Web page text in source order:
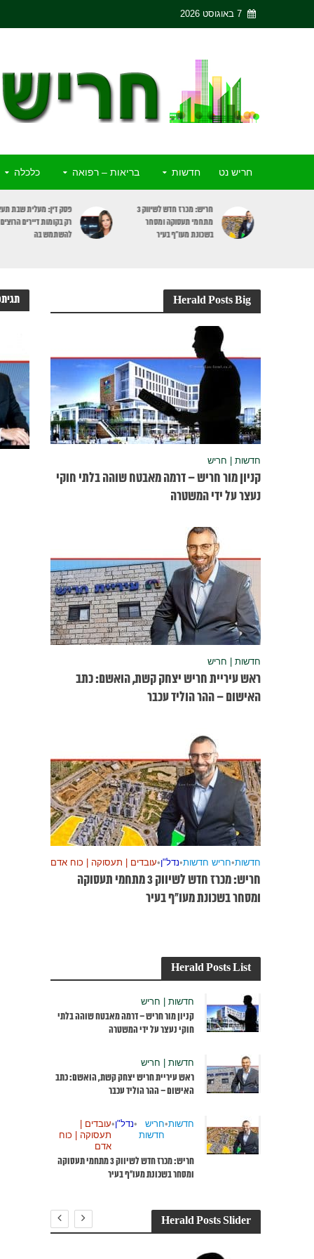
7 באוגוסט 2026
חריש נט חדשות בריאות – רפואה כלכלה
חריש: מכרז חדש לשיווק 3
מתחמי תעסוקה ומסחר
בשכונת מעו”ף בעיר
פסק דין: מעלית שבת
רק בקומות דיירים הרוצים
להשתמש בה
Herald Posts Big
חדשות | חריש
קניון מור חריש – דרמה מאבטח שוהה בלתי חוקי
נעצר על ידי המשטרה
חדשות | חריש
ראש עיריית חריש יצחק קשת, הואשם: כתב
האישום – ההר הוליד עכבר
חדשות•חריש חדשות•נדל"ן•עובדים | תעסוקה | כוח אדם
חריש: מכרז חדש לשיווק 3 מתחמי תעסוקה
ומסחר בשכונת מעו”ף בעיר
Herald Posts List
חדשות | חריש
קניון מור חריש – דרמה מאבטח שוהה בלתי
חוקי נעצר על ידי המשטרה
חדשות | חריש
ראש עיריית חריש יצחק קשת, הואשם: כתב
האישום – ההר הוליד עכבר
חדשות•חריש
חדשות
•נדל"ן•עובדים |
תעסוקה | כוח
אדם
חריש: מכרז חדש לשיווק 3 מתחמי תעסוקה
ומסחר בשכונת מעו”ף בעיר
Herald Posts Slider